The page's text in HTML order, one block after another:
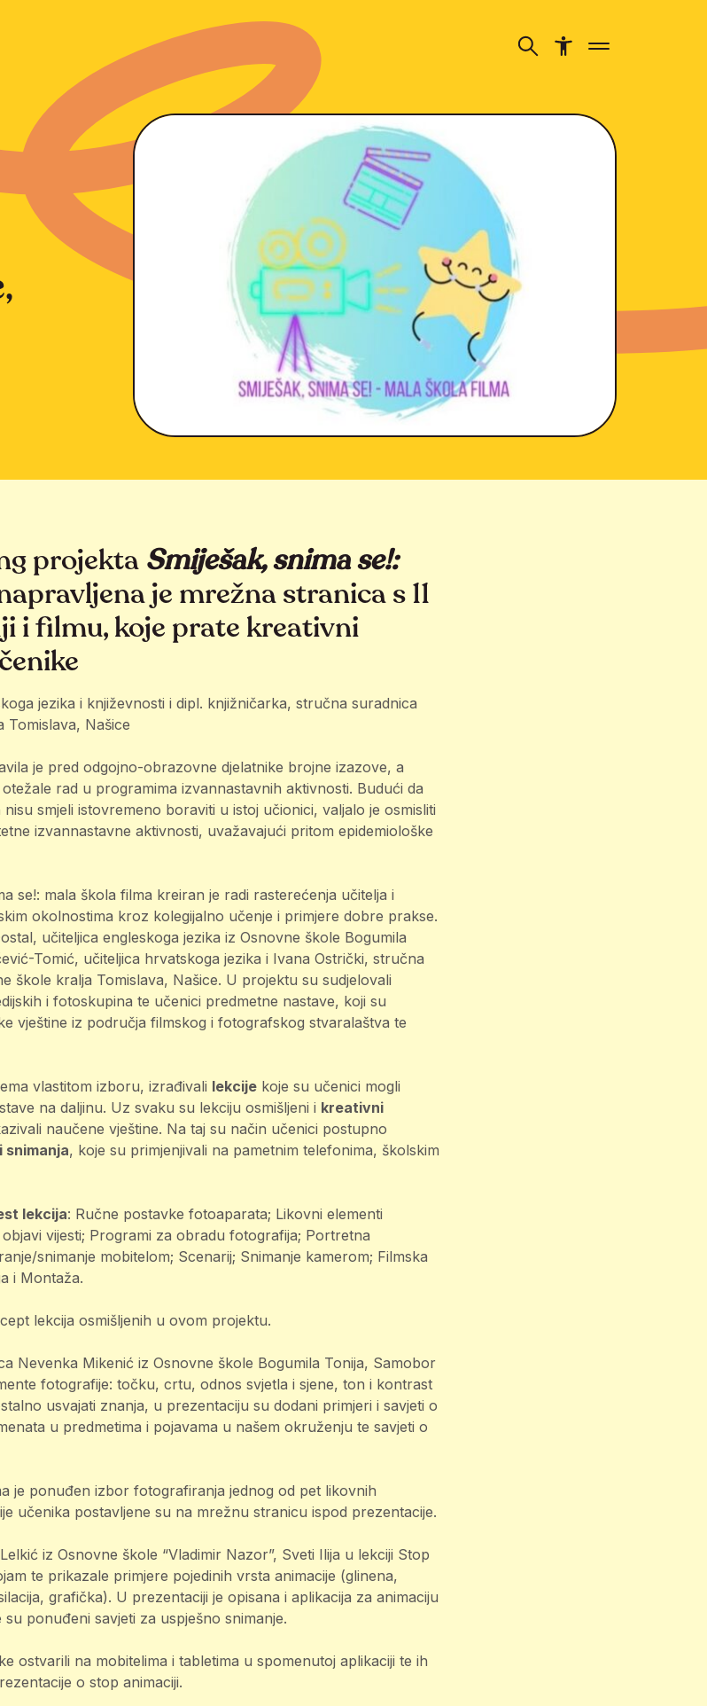
projekta Smiješak, snima se!:
je mrežna stranica s 11
i filmu, koje prate kreativni
jezika i književnosti i dipl. knjižničarka, stručna suradnica
Tomislava, Našice
je pred odgojno-obrazovne djelatnike brojne izazove, a
rad u programima izvannastavnih aktivnosti. Budući da
smjeli istovremeno boraviti u istoj učionici, valjalo je osmisliti
izvannastavne aktivnosti, uvažavajući pritom epidemiološke
se!: mala škola filma kreiran je radi rasterećenja učitelja i
okolnostima kroz kolegijalno učenje i primjere dobre prakse.
učiteljica engleskoga jezika iz Osnovne škole Bogumila
Tomić, učiteljica hrvatskoga jezika i Ivana Ostrički, stručna
škole kralja Tomislava, Našice. U projektu su sudjelovali
i fotoskupina te učenici predmetne nastave, koji su
vještine iz područja filmskog i fotografskog stvaralaštva te
vlastitom izboru, izrađivali lekcije koje su učenici mogli
na daljinu. Uz svaku su lekciju osmišljeni i kreativni
naučene vještine. Na taj su način učenici postupno
, koje su primjenjivali na pametnim telefonima, školskim
lekcija: Ručne postavke fotoaparata; Likovni elementi
vijesti; Programi za obradu fotografija; Portretna
snimanje mobitelom; Scenarij; Snimanje kamerom; Filmska
i Montaža.
lekcija osmišljenih u ovom projektu.
Nevenka Mikenić iz Osnovne škole Bogumila Tonija, Samobor
fotografije: točku, crtu, odnos svjetla i sjene, ton i kontrast
usvajati znanja, u prezentaciju su dodani primjeri i savjeti o
u predmetima i pojavama u našem okruženju te savjeti o
je ponuđen izbor fotografiranja jednog od pet likovnih
učenika postavljene su na mrežnu stranicu ispod prezentacije.
iz Osnovne škole “Vladimir Nazor”, Sveti Ilija u lekciji Stop
te prikazale primjere pojedinih vrsta animacije (glinena,
grafička). U prezentaciji je opisana i aplikacija za animaciju
ponuđeni savjeti za uspješno snimanje.
ostvarili na mobitelima i tabletima u spomenutoj aplikaciji te ih
o stop animaciji.